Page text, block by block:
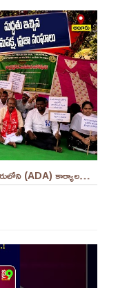
MPEO తమ సమస్యల పరిష్కారం కోరుతూ ఆలూరులోని (ADA) కార్యాలయం ఎదుట దీక్ష ||YES 9TV #kurnool